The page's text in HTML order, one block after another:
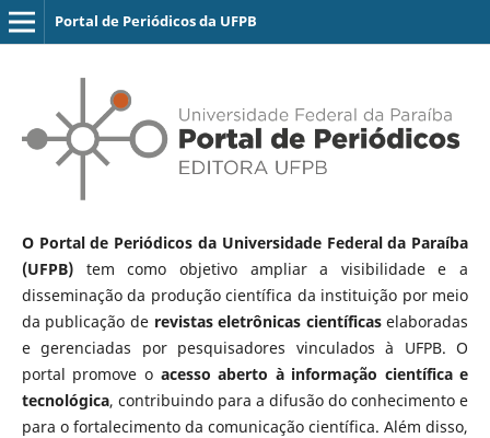
Portal de Periódicos da UFPB
O Portal de Periódicos da Universidade Federal da Paraíba
(UFPB)tem como objetivo ampliar a visibilidade e a
disseminação da produção científica da instituição por meio
da publicação de revistas eletrônicas científicaselaboradas
e gerenciadas por pesquisadores vinculados à UFPB. O
portal promove o acesso aberto à informação científica e
tecnológica, contribuindo para a difusão do conhecimento e
para o fortalecimento da comunicação científica. Além disso,